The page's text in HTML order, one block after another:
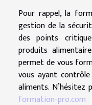
Pour rappel, la
gestion de la
des points
produits
permet de vous
vous ayant
aliments. N’hésitez
formation-pro.com